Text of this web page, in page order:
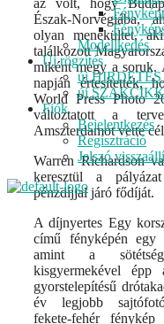
Modellkedés
Új rögzítés
új HIRDETÉS
új SZAKCIKK
Fiók
Bejelentkezés
Regisztráció
Jelszó
az volt, hogy
Észak-Norvégiába,
olyan menekültet,
találkozott
miként megy a soruk.
napján értesítették,
World Press Photo
változtatott a
Amszterdamot vette
Warren Richardson
keresztül a
pénzdíjjal járó fődíját.
A díjnyertes Egy
című fényképén egy
amint a
kisgyermekével
gyorstelepítésű
év legjobb
fekete-fehér fénykép